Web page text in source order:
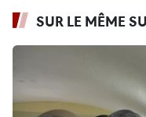
SUR LE MÊME